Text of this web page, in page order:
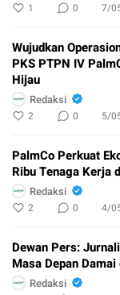
1 0 7/
Wujudkan
PKS PTPN IV
Hijau
Redaksi
2 0 5/
PalmCo Perkuat
Ribu Tenaga Kerja
Redaksi
2 0 4/
Dewan Pers:
Masa Depan
Redaksi